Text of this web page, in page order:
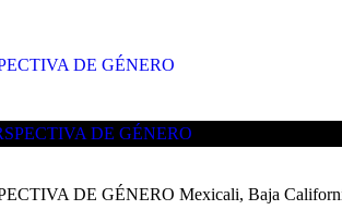
DE GÉNERO
DE GÉNERO Mexicali, Baja